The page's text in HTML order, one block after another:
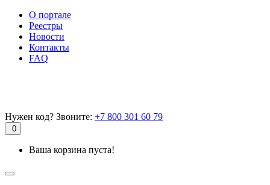
О портале
Реестры
Новости
Контакты
FAQ
Нужен код? Звоните: +7 800 301 60 79
0
Ваша корзина пуста!